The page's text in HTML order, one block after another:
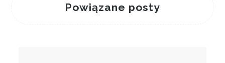
Powiązane posty